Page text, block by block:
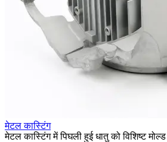
मेटल कास्टिंग
मेटल कास्टिंग में पिघली हुई धातु को विशिष्ट